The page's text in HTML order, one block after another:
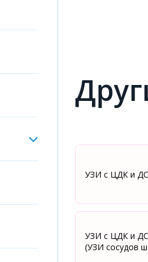
УЗИ с ЦДК и ДС
УЗИ с ЦДК и ДС
(УЗИ сосудов